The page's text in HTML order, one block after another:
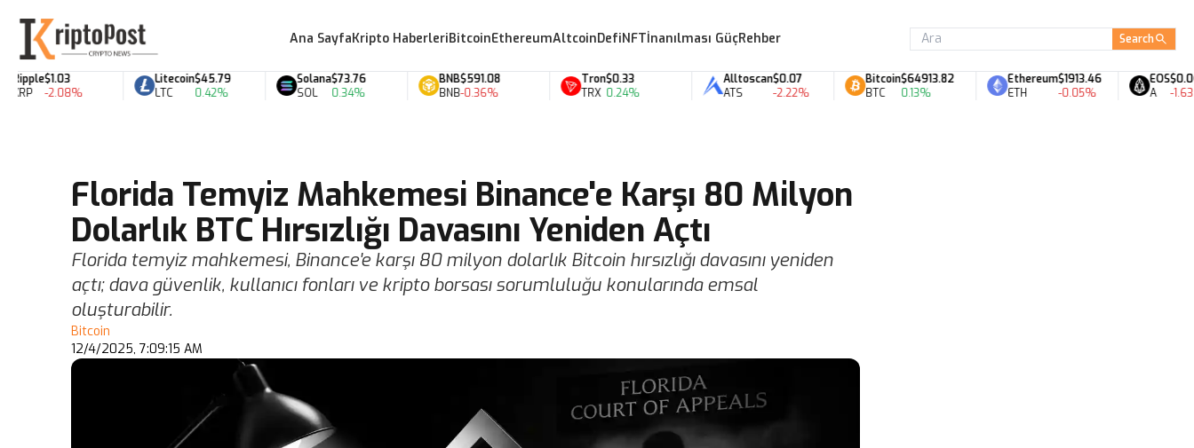
Ana SayfaKripto HaberleriBitcoinEthereumAltcoinDefiNFTİnanılması GüçRehber Search
$1.03
-2.08%
Litecoin
LTC
$45.79
0.42%
Solana
SOL
$73.76
0.34%
BNB
BNB
$591.08
-0.36%
Tron
TRX
$0.33
0.24%
Alltoscan
ATS
$0.07
-2.22%
Bitcoin
BTC
$64913.82
0.13%
Ethereum
ETH
$1913.46
-0.05%
EOS
A
$0.06
-1.63%
Florida Temyiz Mahkemesi Binance'e Karşı 80 Milyon
Dolarlık BTC Hırsızlığı Davasını Yeniden Açtı
Florida temyiz mahkemesi, Binance'e karşı 80 milyon dolarlık Bitcoin hırsızlığı davasını yeniden
açtı; dava güvenlik, kullanıcı fonları ve kripto borsası sorumluluğu konularında emsal
oluşturabilir.
Bitcoin
12/4/2025, 7:09:15 AM